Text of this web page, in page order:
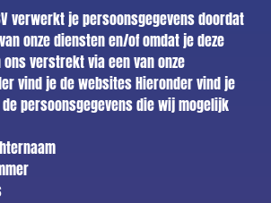
verwerkt je persoonsgegevens doordat
onze diensten en/of omdat je deze
ons verstrekt via een van onze
vind je de websites Hieronder vind je
persoonsgegevens die wij mogelijk